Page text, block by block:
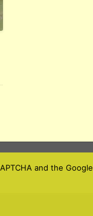
and the Google